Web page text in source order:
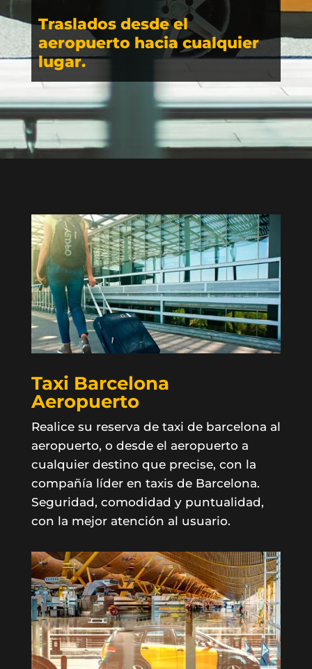
Traslados desde el
aeropuerto hacia cualquier
lugar.
Taxi Barcelona
Aeropuerto
Realice su reserva de taxi de barcelona al
aeropuerto, o desde el aeropuerto a
cualquier destino que precise, con la
compañía líder en taxis de Barcelona.
Seguridad, comodidad y puntualidad,
con la mejor atención al usuario.